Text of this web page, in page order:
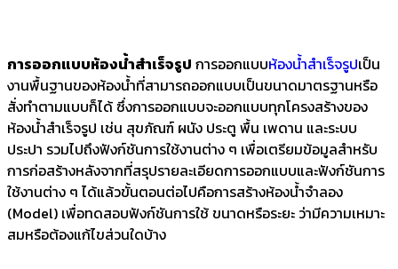
การออกแบบห้องน้ำสำเร็จรูป การออกแบบห้องน้ำสำเร็จรูปเป็น
งานพื้นฐานของห้องน้ำที่สามารถออกแบบเป็นขนาดมาตรฐานหรือ
สั่งทำตามแบบก็ได้ ซึ่งการออกแบบจะออกแบบทุกโครงสร้างของ
ห้องน้ำสำเร็จรูป เช่น สุขภัณฑ์ ผนัง ประตู พื้น เพดาน และระบบ
ประปา รวมไปถึงฟังก์ชันการใช้งานต่าง ๆ เพื่อเตรียมข้อมูลสำหรับ
การก่อสร้างหลังจากที่สรุปรายละเอียดการออกแบบและฟังก์ชันการ
ใช้งานต่าง ๆ ได้แล้วขั้นตอนต่อไปคือการสร้างห้องน้ำจำลอง
(Model) เพื่อทดสอบฟังก์ชันการใช้ ขนาดหรือระยะ ว่ามีความเหมาะ
สมหรือต้องแก้ไขส่วนใดบ้าง